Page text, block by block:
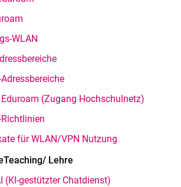
WLAN
(Zugang Hochschulnetz)
für WLAN/VPN Nutzung
Lehre
(KI-gestützter Chatdienst)